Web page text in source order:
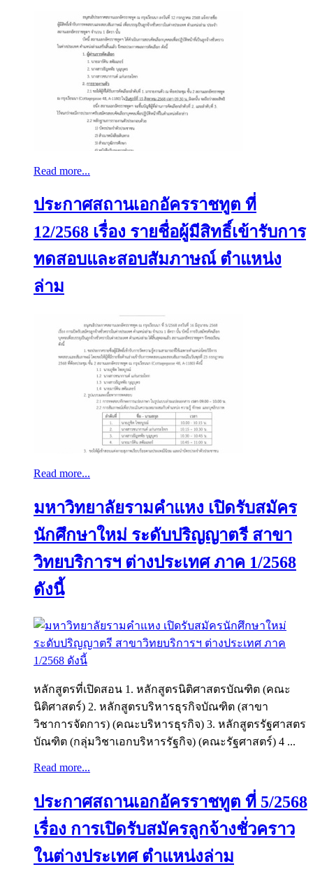
Read more...
ประกาศสถานเอกอัครราชทูต ที่
12/2568 เรื่อง รายชื่อผู้มีสิทธิ์เข้ารับการ
ทดสอบและสอบสัมภาษณ์ ตำแหน่ง
ล่าม
Read more...
มหาวิทยาลัยรามคำแหง เปิดรับสมัคร
นักศึกษาใหม่ ระดับปริญญาตรี สาขา
วิทยบริการฯ ต่างประเทศ ภาค 1/2568
ดังนี้
หลักสูตรที่เปิดสอน 1. หลักสูตรนิติศาสตรบัณฑิต (คณะ
นิติศาสตร์) 2. หลักสูตรบริหารธุรกิจบัณฑิต (สาขา
วิชาการจัดการ) (คณะบริหารธุรกิจ) 3. หลักสูตรรัฐศาสตร
บัณฑิต (กลุ่มวิชาเอกบริหารรัฐกิจ) (คณะรัฐศาสตร์) 4 ...
Read more...
ประกาศสถานเอกอัครราชทูต ที่ 5/2568
เรื่อง การเปิดรับสมัครลูกจ้างชั่วคราว
ในต่างประเทศ ตำแหน่งล่าม